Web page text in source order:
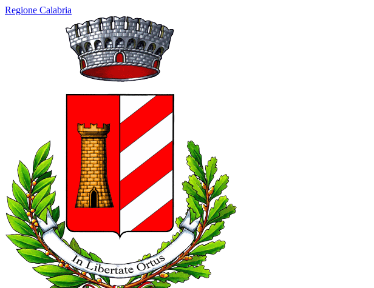
Regione Calabria